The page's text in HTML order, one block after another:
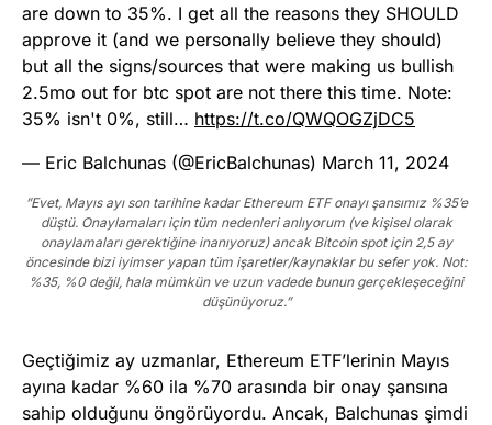
are down to 35%. I get all the reasons they SHOULD
approve it (and we personally believe they should)
but all the signs/sources that were making us bullish
2.5mo out for btc spot are not there this time. Note:
35% isn't 0%, still… https://t.co/QWQOGZjDC5
— Eric Balchunas (@EricBalchunas) March 11, 2024
”Evet, Mayıs ayı son tarihine kadar Ethereum ETF onayı şansımız %35’e
düştü. Onaylamaları için tüm nedenleri anlıyorum (ve kişisel olarak
onaylamaları gerektiğine inanıyoruz) ancak Bitcoin spot için 2,5 ay
öncesinde bizi iyimser yapan tüm işaretler/kaynaklar bu sefer yok. Not:
%35, %0 değil, hala mümkün ve uzun vadede bunun gerçekleşeceğini
düşünüyoruz.”
Geçtiğimiz ay uzmanlar, Ethereum ETF’lerinin Mayıs
ayına kadar %60 ila %70 arasında bir onay şansına
sahip olduğunu öngörüyordu. Ancak, Balchunas şimdi